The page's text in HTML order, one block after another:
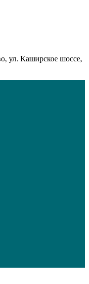
ул. Каширское шоссе,